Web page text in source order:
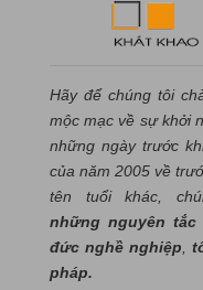
Hãy để chúng tôi
mộc mạc về sự khởi
những ngày trước
của năm 2005 về
tên tuổi khác,
những nguyên
đức nghề nghiệp,
pháp.